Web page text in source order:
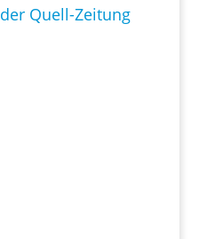
Quell-Zeitung